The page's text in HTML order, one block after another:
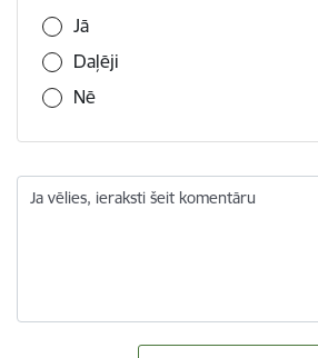
Jā
Daļēji
Nē
Ja vēlies, ieraksti šeit komentāru